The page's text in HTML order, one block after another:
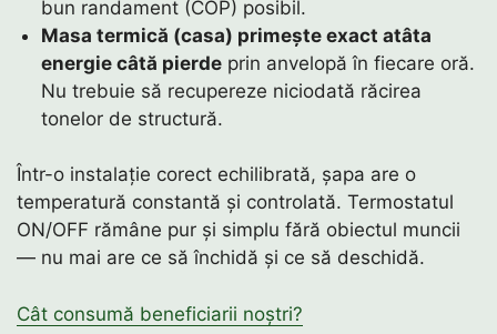
bun randament (COP) posibil.
Masa termică (casa) primește exact atâta
energie câtă pierde prin anvelopă în fiecare oră.
Nu trebuie să recupereze niciodată răcirea
tonelor de structură.
Într-o instalație corect echilibrată, șapa are o
temperatură constantă și controlată. Termostatul
ON/OFF rămâne pur și simplu fără obiectul muncii
— nu mai are ce să închidă și ce să deschidă.
Cât consumă beneficiarii noștri?